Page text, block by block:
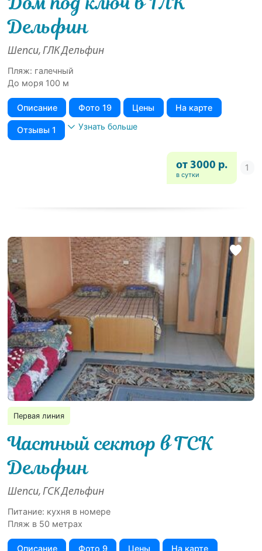
Дельфин
Шепси, ГЛК Дельфин
Пляж: галечный
До моря 100 м
Описание Фото 19 Цены На карте
Отзывы 1 Узнать больше
от 3000 р.
в сутки
Первая линия
Частный сектор в ГСК
Дельфин
Шепси, ГСК Дельфин
Питание: кухня в номере
Пляж в 50 метрах
Описание Фото 9 Цены На карте